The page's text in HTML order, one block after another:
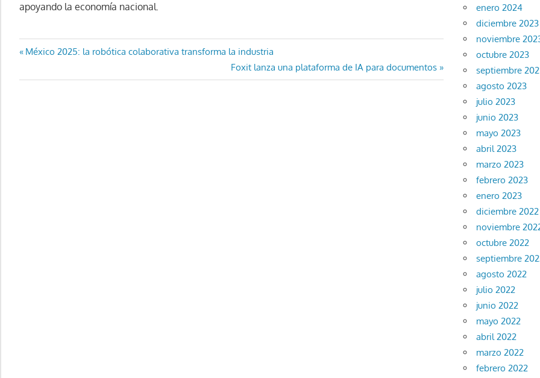
apoyando la economía nacional.
Navegación
de
Entrada
México 2025: la robótica colaborativa transforma la industria
Entrada
siguiente:
Foxit lanza una plataforma de IA para documentos
enero 2024
diciembre 2023
noviembre
octubre 2023
septiembre
agosto 2023
julio 2023
junio 2023
mayo 2023
abril 2023
marzo 2023
febrero 2023
enero 2023
diciembre 2022
noviembre
octubre 2022
septiembre
agosto 2022
julio 2022
junio 2022
mayo 2022
abril 2022
marzo 2022
febrero 2022